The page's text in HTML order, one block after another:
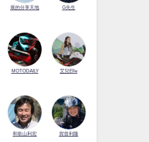
展的分享天地 G先生
MOTODAILY 艾兒Elle
和歌山利宏 賀曾利隆